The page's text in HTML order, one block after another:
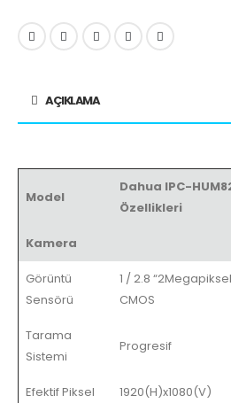
AÇIKLAMA
Model
Dahua IPC-
Özellikleri
Kamera
Görüntü
Sensörü
1 / 2.8
CMOS
Tarama
Sistemi
Progresif
Efektif Piksel 1920(H)x1080(V)